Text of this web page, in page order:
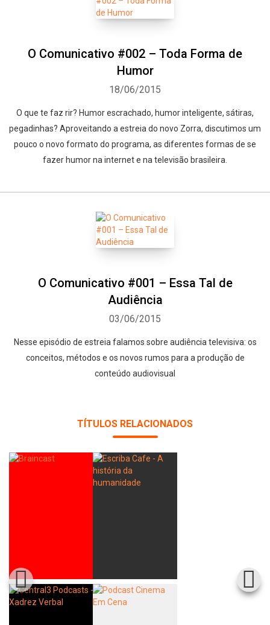
O Comunicativo #002 – Toda Forma de
Humor
18/06/2015
O que te faz rir? Humor escrachado, humor inteligente, sátiras,
pegadinhas? Aproveitando a estreia do novo Zorra, discutimos um
pouco o novo formato do programa, as diferentes formas de se
fazer humor na internet e na televisão brasileira.
O Comunicativo #001 – Essa Tal de
Audiência
03/06/2015
Nesse episódio de estreia falamos sobre audiência televisiva: os
conceitos, métodos e os novos rumos para a produção de
conteúdo audiovisual
TÍTULOS RELACIONADOS